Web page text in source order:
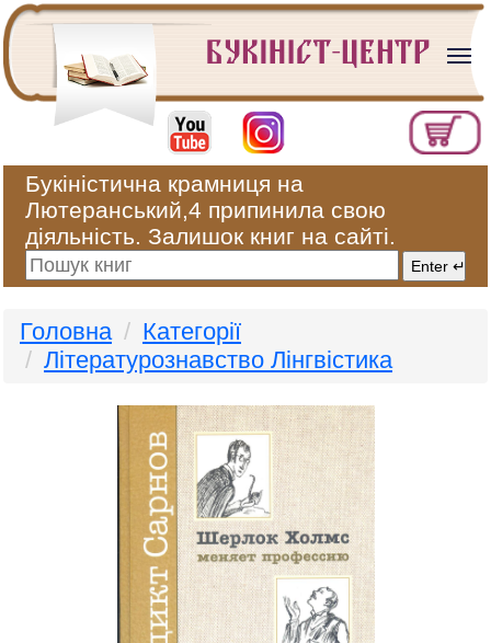
Букіністична крамниця на
Лютеранський,4 припинила свою
діяльність. Залишок книг на сайті.
Головна
Категорії
Літературознавство Лінгвістика